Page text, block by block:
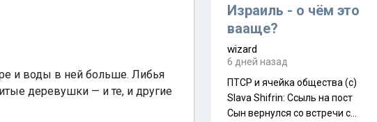
и воды в ней больше. Либья
деревушки — и те, и другие
Израиль - о чём это
вааще?
wizard
6 дней назад
ПТСР и ячейка общества (с)
Slava Shifrin: Ссыль на пост
Сын вернулся со встречи с